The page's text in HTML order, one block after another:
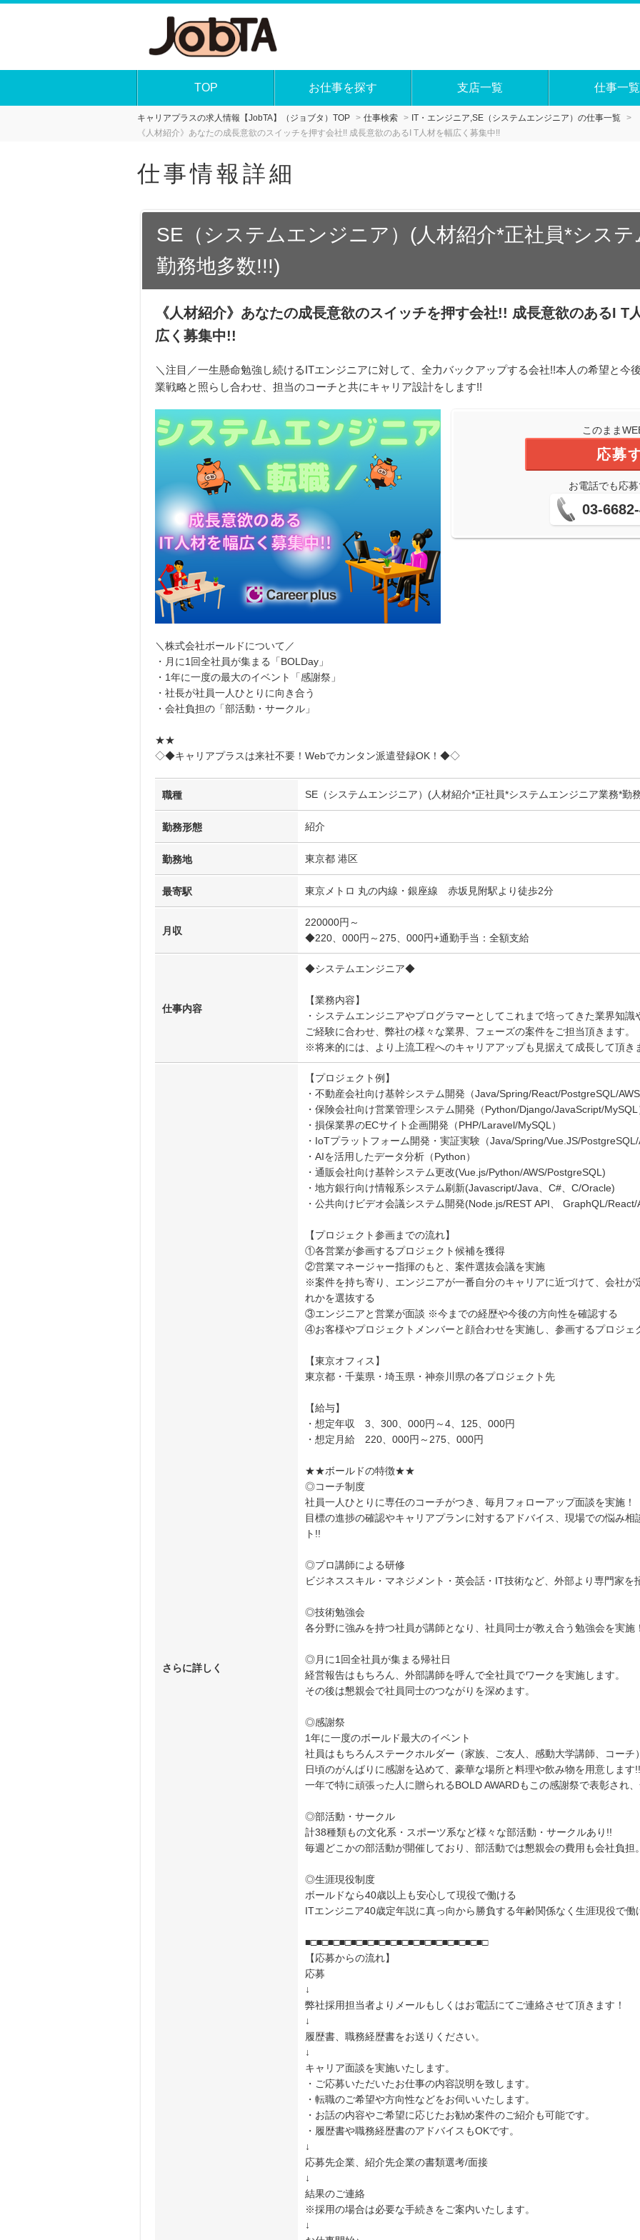
TOP お仕事を探す 支店一覧 仕事一覧
キャリアプラスの求人情報【JobTA】（ジョブタ）TOP 仕事検索
IT・エンジニア,SE（システムエンジニア）の仕事一覧
《人材紹介》あなたの成長意欲のスイッチを押す会社!! 成長意欲のあるI T人材を幅広く募集中!!
仕事情報詳細
SE（システムエンジニア）(人材紹介*正社員*シス
勤務地多数!!!)
《人材紹介》あなたの成長意欲のスイッチを押す会社!! 成長意欲のあるI T
広く募集中!!
＼注目／一生懸命勉強し続けるITエンジニアに対して、全力バックアップする会社!!本人の希望と今
業戦略と照らし合わせ、担当のコーチと共にキャリア設計をします!!
このまま
応募
お電話でも応募
03-
＼株式会社ボールドについて／
・月に1回全社員が集まる「BOLDay」
・1年に一度の最大のイベント「感謝祭」
・社長が社員一人ひとりに向き合う
・会社負担の「部活動・サークル」
★★
◇◆キャリアプラスは来社不要！Webでカンタン派遣登録OK！◆◇
職種 SE（システムエンジニア）(人材紹介*正社員*システムエンジニア業務*勤
勤務形態 紹介
勤務地 東京都 港区
最寄駅 東京メトロ 丸の内線・銀座線 赤坂見附駅より徒歩2分
月収
220000円～
◆220、000円～275、000円+通勤手当：全額支給
仕事内容
◆システムエンジニア◆
【業務内容】
・システムエンジニアやプログラマーとしてこれまで培ってきた業界知識
ご経験に合わせ、弊社の様々な業界、フェーズの案件をご担当頂きます。
※将来的には、より上流工程へのキャリアアップも見据えて成長して頂き
さらに詳しく
【プロジェクト例】
・不動産会社向け基幹システム開発（Java/Spring/React/PostgreSQL/AWS
・保険会社向け営業管理システム開発（Python/Django/JavaScript/MySQL
・損保業界のECサイト企画開発（PHP/Laravel/MySQL）
・IoTプラットフォーム開発・実証実験（Java/Spring/Vue.JS/PostgreSQL/
・AIを活用したデータ分析（Python）
・通販会社向け基幹システム更改(Vue.js/Python/AWS/PostgreSQL)
・地方銀行向け情報系システム刷新(Javascript/Java、C#、C/Oracle)
・公共向けビデオ会議システム開発(Node.js/REST API、 GraphQL/React/
【プロジェクト参画までの流れ】
①各営業が参画するプロジェクト候補を獲得
②営業マネージャー指揮のもと、案件選抜会議を実施
※案件を持ち寄り、エンジニアが一番自分のキャリアに近づけて、会社が
れかを選抜する
③エンジニアと営業が面談 ※今までの経歴や今後の方向性を確認する
④お客様やプロジェクトメンバーと顔合わせを実施し、参画するプロジェ
【東京オフィス】
東京都・千葉県・埼玉県・神奈川県の各プロジェクト先
【給与】
・想定年収 3、300、000円～4、125、000円
・想定月給 220、000円～275、000円
★★ボールドの特徴★★
◎コーチ制度
社員一人ひとりに専任のコーチがつき、毎月フォローアップ面談を実施！
目標の進捗の確認やキャリアプランに対するアドバイス、現場での悩み
ト!!
◎プロ講師による研修
ビジネススキル・マネジメント・英会話・IT技術など、外部より専門家を
◎技術勉強会
各分野に強みを持つ社員が講師となり、社員同士が教え合う勉強会を実施！
◎月に1回全社員が集まる帰社日
経営報告はもちろん、外部講師を呼んで全社員でワークを実施します。
その後は懇親会で社員同士のつながりを深めます。
◎感謝祭
1年に一度のボールド最大のイベント
社員はもちろんステークホルダー（家族、ご友人、感動大学講師、コーチ
日頃のがんばりに感謝を込めて、豪華な場所と料理や飲み物を用意します!!
一年で特に頑張った人に贈られるBOLD AWARDもこの感謝祭で表彰され
◎部活動・サークル
計38種類もの文化系・スポーツ系など様々な部活動・サークルあり!!
毎週どこかの部活動が開催しており、部活動では懇親会の費用も会社負担。
◎生涯現役制度
ボールドなら40歳以上も安心して現役で働ける
ITエンジニア40歳定年説に真っ向から勝負する年齢関係なく生涯現役で働
■□■□■□■□■□■□■□■□■□■□■□■□■□■□■□■□
【応募からの流れ】
応募
↓
弊社採用担当者よりメールもしくはお電話にてご連絡させて頂きます！
↓
履歴書、職務経歴書をお送りください。
↓
キャリア面談を実施いたします。
・ご応募いただいたお仕事の内容説明を致します。
・転職のご希望や方向性などをお伺いいたします。
・お話の内容やご希望に応じたお勧め案件のご紹介も可能です。
・履歴書や職務経歴書のアドバイスもOKです。
↓
応募先企業、紹介先企業の書類選考/面接
↓
結果のご連絡
※採用の場合は必要な手続きをご案内いたします。
↓